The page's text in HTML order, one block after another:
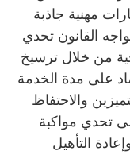
مهنية جاذبة
القانون تحدي
من خلال ترسيخ
على مدة الخدمة
والاحتفاظ
تحدي مواكبة
التأهيل